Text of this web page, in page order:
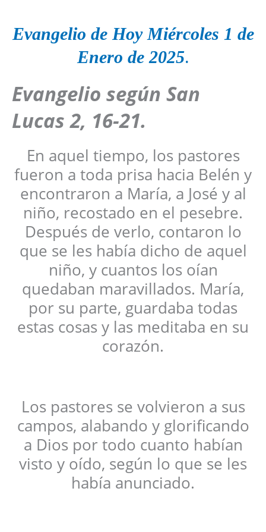
Evangelio de Hoy Miércoles 1 de
Enero de 2025.
Evangelio según San
Lucas 2, 16-21.
En aquel tiempo, los pastores
fueron a toda prisa hacia Belén y
encontraron a María, a José y al
niño, recostado en el pesebre.
Después de verlo, contaron lo
que se les había dicho de aquel
niño, y cuantos los oían
quedaban maravillados. María,
por su parte, guardaba todas
estas cosas y las meditaba en su
corazón.
Los pastores se volvieron a sus
campos, alabando y glorificando
a Dios por todo cuanto habían
visto y oído, según lo que se les
había anunciado.